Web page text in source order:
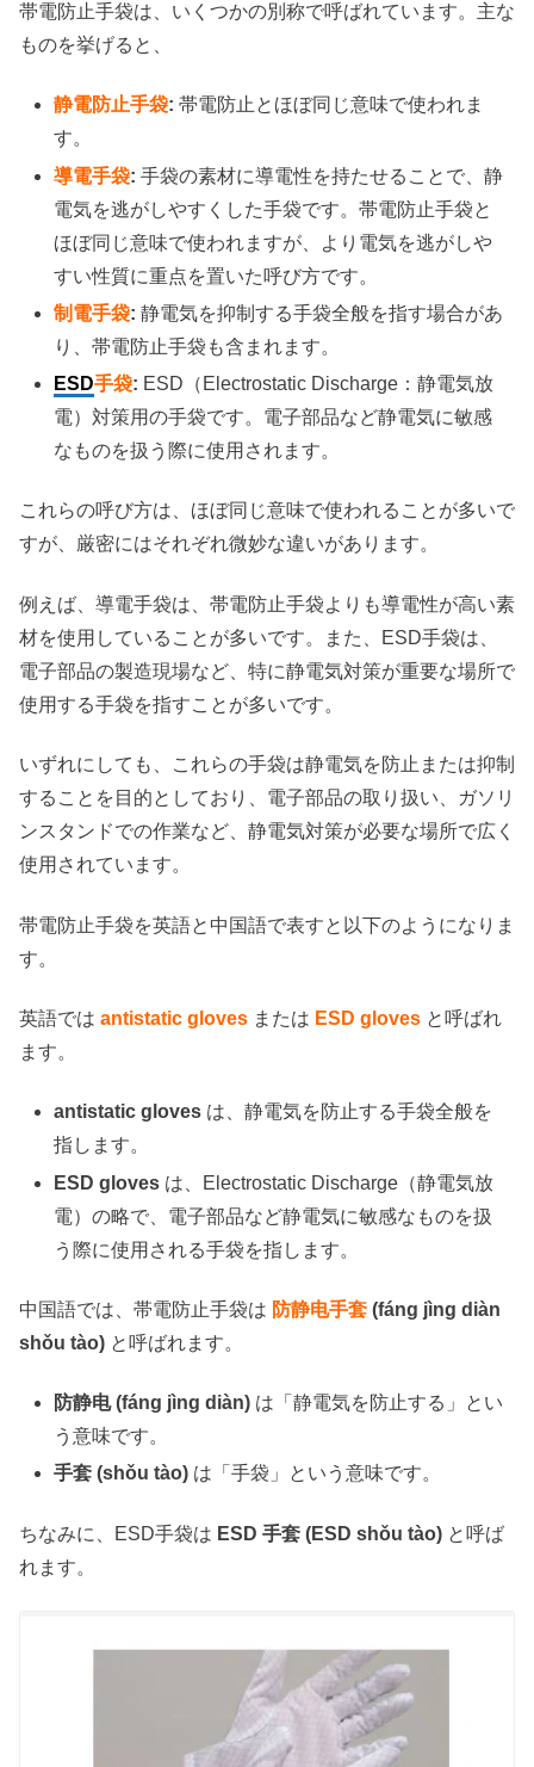
帯電防止手袋は、いくつかの別称で呼ばれています。主な
ものを挙げると、
静電防止手袋: 帯電防止とほぼ同じ意味で使われま
す。
導電手袋: 手袋の素材に導電性を持たせることで、静
電気を逃がしやすくした手袋です。帯電防止手袋と
ほぼ同じ意味で使われますが、より電気を逃がしや
すい性質に重点を置いた呼び方です。
制電手袋: 静電気を抑制する手袋全般を指す場合があ
り、帯電防止手袋も含まれます。
ESD手袋: ESD（Electrostatic Discharge：静電気放
電）対策用の手袋です。電子部品など静電気に敏感
なものを扱う際に使用されます。
これらの呼び方は、ほぼ同じ意味で使われることが多いで
すが、厳密にはそれぞれ微妙な違いがあります。
例えば、導電手袋は、帯電防止手袋よりも導電性が高い素
材を使用していることが多いです。また、ESD手袋は、
電子部品の製造現場など、特に静電気対策が重要な場所で
使用する手袋を指すことが多いです。
いずれにしても、これらの手袋は静電気を防止または抑制
することを目的としており、電子部品の取り扱い、ガソリ
ンスタンドでの作業など、静電気対策が必要な場所で広く
使用されています。
帯電防止手袋を英語と中国語で表すと以下のようになりま
す。
英語では antistatic gloves または ESD gloves と呼ばれ
ます。
antistatic gloves は、静電気を防止する手袋全般を
指します。
ESD gloves は、Electrostatic Discharge（静電気放
電）の略で、電子部品など静電気に敏感なものを扱
う際に使用される手袋を指します。
中国語では、帯電防止手袋は 防静电手套 (fáng jìng diàn
shǒu tào) と呼ばれます。
防静电 (fáng jìng diàn) は「静電気を防止する」とい
う意味です。
手套 (shǒu tào) は「手袋」という意味です。
ちなみに、ESD手袋は ESD 手套 (ESD shǒu tào) と呼ば
れます。